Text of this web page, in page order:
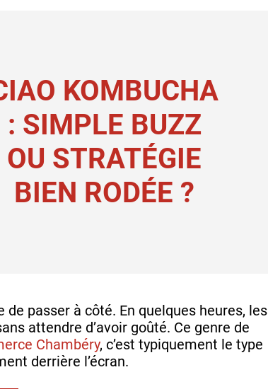
KOMBUCHA
: SIMPLE BUZZ
OU STRATÉGIE
BIEN RODÉE ?
passer à côté. En quelques heures, les
attendre d’avoir goûté. Ce genre de
Chambéry, c’est typiquement le type
derrière l’écran.